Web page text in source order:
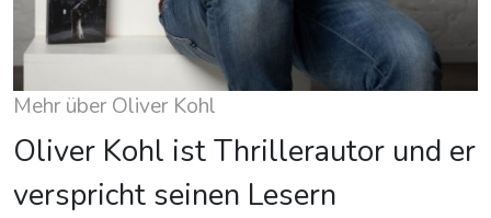
Mehr über Oliver Kohl
Oliver Kohl ist Thrillerautor und er
verspricht seinen Lesern